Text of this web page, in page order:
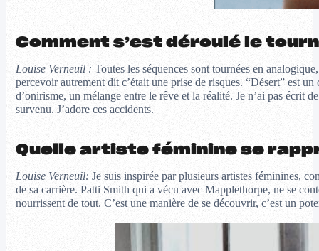
Comment s’est déroulé le
Louise Verneuil : Toutes les séquences sont tournées en
percevoir autrement dit c’était une prise de risques. “Désert” est
d’onirisme, un mélange entre le rêve et la réalité. Je n’ai pas écrit
survenu. J’adore ces accidents.
Quelle artiste féminine se
Louise Verneuil: Je suis inspirée par plusieurs artistes féminines,
de sa carrière. Patti Smith qui a vécu avec Mapplethorpe, ne se
nourrissent de tout. C’est une manière de se découvrir, c’est un